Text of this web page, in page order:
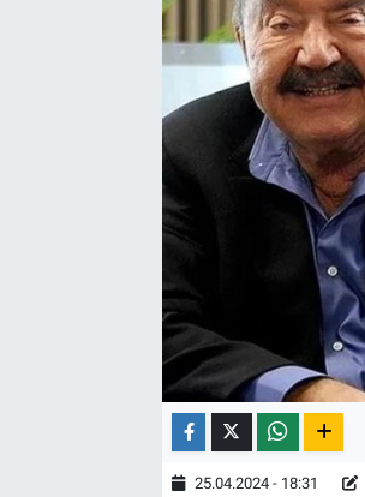
25.04.2024 - 18:31